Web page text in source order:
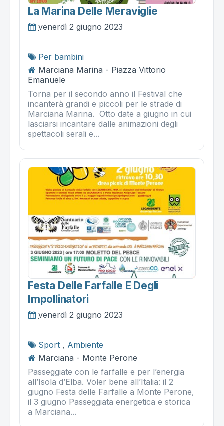
La Marina Delle Meraviglie
venerdì 2 giugno 2023
Per bambini
Marciana Marina - Piazza Vittorio
Emanuele
Torna per il secondo anno il Festival che
incanterà grandi e piccoli per le strade di
Marciana Marina. Otto date a giugno in cui
lasciarsi incantare dalle animazioni degli
spettacoli serali e...
Festa Delle Farfalle E Degli
Impollinatori
venerdì 2 giugno 2023
Sport , Ambiente
Marciana - Monte Perone
Passeggiate con le farfalle e per l’energia
all’Isola d’Elba. Voler bene all’Italia: il 2
giugno Festa delle Farfalle a Monte Perone,
il 3 giugno Passeggiata energetica e storica
a Marciana...